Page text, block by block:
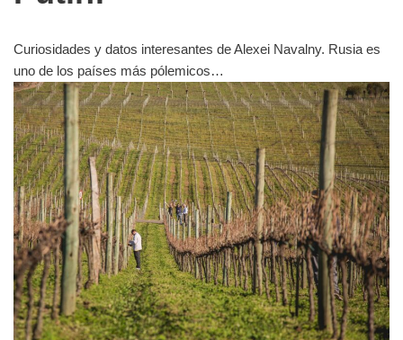
Curiosidades y datos interesantes de Alexei Navalny. Rusia es
uno de los países más pólemicos…